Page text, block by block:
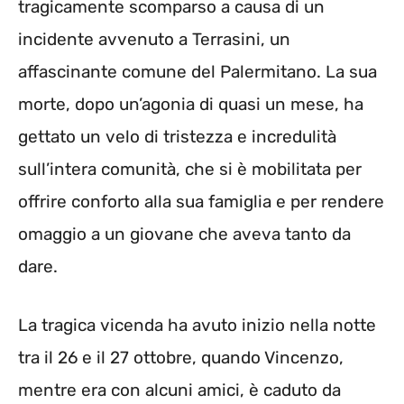
tragicamente scomparso a causa di un
incidente avvenuto a Terrasini, un
affascinante comune del Palermitano. La sua
morte, dopo un’agonia di quasi un mese, ha
gettato un velo di tristezza e incredulità
sull’intera comunità, che si è mobilitata per
offrire conforto alla sua famiglia e per rendere
omaggio a un giovane che aveva tanto da
dare.
La tragica vicenda ha avuto inizio nella notte
tra il 26 e il 27 ottobre, quando Vincenzo,
mentre era con alcuni amici, è caduto da